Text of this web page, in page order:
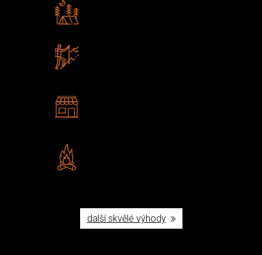
další skvělé výhody